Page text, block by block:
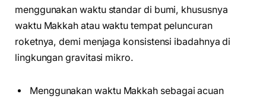
menggunakan waktu standar di bumi, khususnya
waktu Makkah atau waktu tempat peluncuran
roketnya, demi menjaga konsistensi ibadahnya di
lingkungan gravitasi mikro.
Menggunakan waktu Makkah sebagai acuan